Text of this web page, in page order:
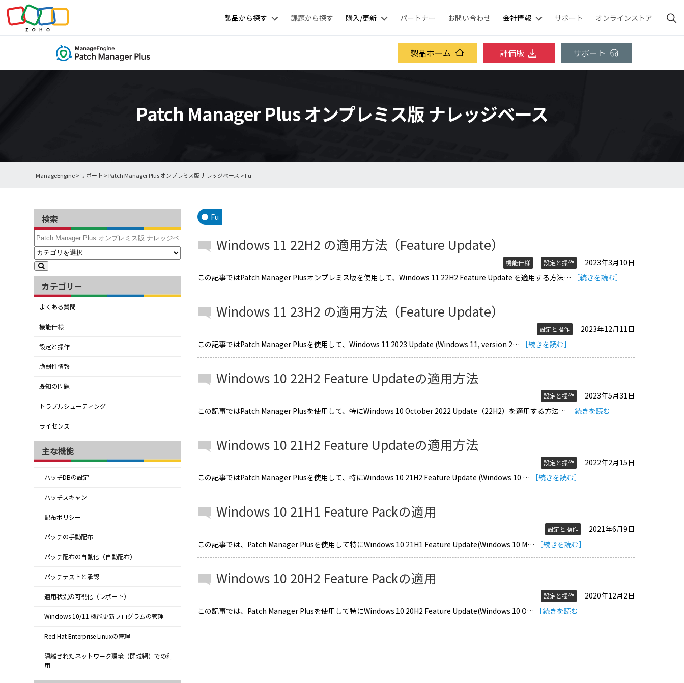
製品から探す 課題から探す 購入/更新 パートナー お問い合わせ 会社情報 サポート オンラインストア
製品ホーム 評価版 サポート
Patch Manager Plus オンプレミス版 ナレッジベース
ManageEngine>サポート >Patch Manager Plus オンプレミス版 ナレッジベース > Fu
検索
カテゴリー
よくある質問
機能仕様
設定と操作
脆弱性情報
既知の問題
トラブルシューティング
ライセンス
主な機能
パッチDBの設定
パッチスキャン
配布ポリシー
パッチの手動配布
パッチ配布の自動化（自動配布）
パッチテストと承認
適用状況の可視化（レポート）
Windows 10/11 機能更新プログラムの管理
Red Hat Enterprise Linuxの管理
隔離されたネットワーク環境（閉域網）での利
用
Fu
Windows 11 22H2 の適用方法（Feature Update）
機能仕様 設定と操作
2023年3月10日
この記事ではPatch Manager Plusオンプレミス版を使用して、Windows 11 22H2 Feature Update を適用する方法…
［続きを読む］
Windows 11 23H2 の適用方法（Feature Update）
設定と操作
2023年12月11日
この記事ではPatch Manager Plusを使用して、Windows 11 2023 Update (Windows 11, version 2…
［続きを読む］
Windows 10 22H2 Feature Updateの適用方法
設定と操作
2023年5月31日
この記事ではPatch Manager Plusを使用して、特にWindows 10 October 2022 Update（22H2）を適用する方法…
［続きを読む］
Windows 10 21H2 Feature Updateの適用方法
設定と操作
2022年2月15日
この記事ではPatch Manager Plusを使用して、特にWindows 10 21H2 Feature Update (Windows 10 …
［続きを読む］
Windows 10 21H1 Feature Packの適用
設定と操作
2021年6月9日
この記事では、Patch Manager Plusを使用して特にWindows 10 21H1 Feature Update(Windows 10 M…
［続きを読む］
Windows 10 20H2 Feature Packの適用
設定と操作
2020年12月2日
この記事では、Patch Manager Plusを使用して特にWindows 10 20H2 Feature Update(Windows 10 O…
［続きを読む］